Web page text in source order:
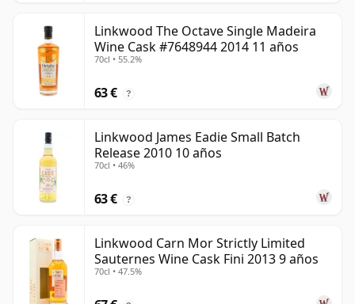
Linkwood The Octave Single Madeira
Wine Cask #7648944 2014 11 años
70cl • 55.2%
63 € ?
Linkwood James Eadie Small Batch
Release 2010 10 años
70cl • 46%
63 € ?
Linkwood Carn Mor Strictly Limited
Sauternes Wine Cask Fini 2013 9 años
70cl • 47.5%